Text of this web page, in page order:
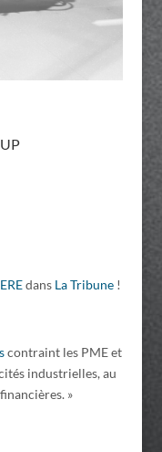
dans La Tribune !
contraint les PME et
industrielles, au
»